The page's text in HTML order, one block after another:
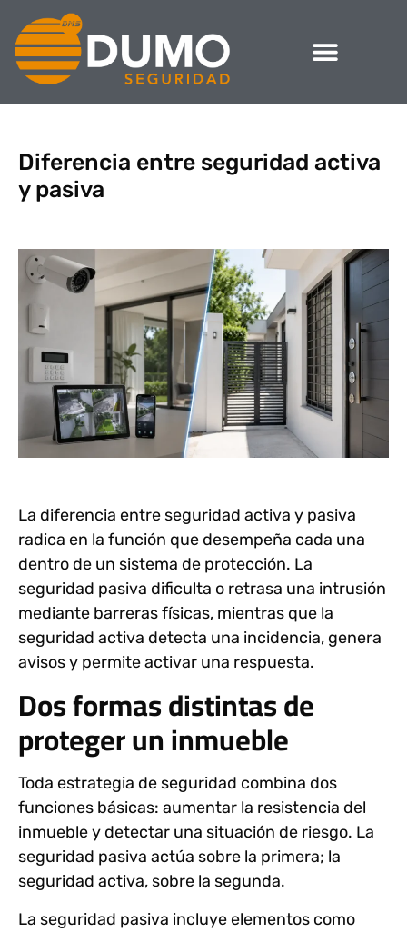
Diferencia entre seguridad activa
y pasiva
La diferencia entre seguridad activa y pasiva
radica en la función que desempeña cada una
dentro de un sistema de protección. La
seguridad pasiva dificulta o retrasa una intrusión
mediante barreras físicas, mientras que la
seguridad activa detecta una incidencia, genera
avisos y permite activar una respuesta.
Dos formas distintas de
proteger un inmueble
Toda estrategia de seguridad combina dos
funciones básicas: aumentar la resistencia del
inmueble y detectar una situación de riesgo. La
seguridad pasiva actúa sobre la primera; la
seguridad activa, sobre la segunda.
La seguridad pasiva incluye elementos como